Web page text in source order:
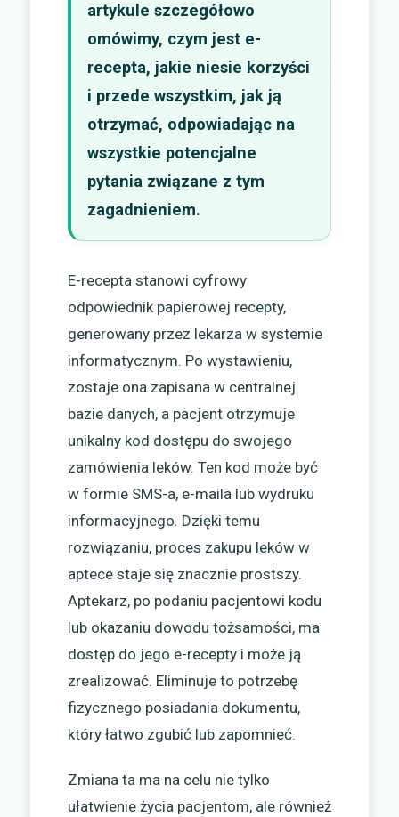
artykule szczegółowo
omówimy, czym jest e-
recepta, jakie niesie korzyści
i przede wszystkim, jak ją
otrzymać, odpowiadając na
wszystkie potencjalne
pytania związane z tym
zagadnieniem.
E-recepta stanowi cyfrowy
odpowiednik papierowej recepty,
generowany przez lekarza w systemie
informatycznym. Po wystawieniu,
zostaje ona zapisana w centralnej
bazie danych, a pacjent otrzymuje
unikalny kod dostępu do swojego
zamówienia leków. Ten kod może być
w formie SMS-a, e-maila lub wydruku
informacyjnego. Dzięki temu
rozwiązaniu, proces zakupu leków w
aptece staje się znacznie prostszy.
Aptekarz, po podaniu pacjentowi kodu
lub okazaniu dowodu tożsamości, ma
dostęp do jego e-recepty i może ją
zrealizować. Eliminuje to potrzebę
fizycznego posiadania dokumentu,
który łatwo zgubić lub zapomnieć.
Zmiana ta ma na celu nie tylko
ułatwienie życia pacjentom, ale również